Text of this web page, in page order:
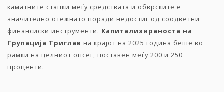
каматните стапки меѓу средствата и обврските е
значително отежнато поради недостиг од соодветни
финансиски инструменти. Капитализираноста на
Групација Триглав на крајот на 2025 година беше во
рамки на целниот опсег, поставен меѓу 200 и 250
проценти.